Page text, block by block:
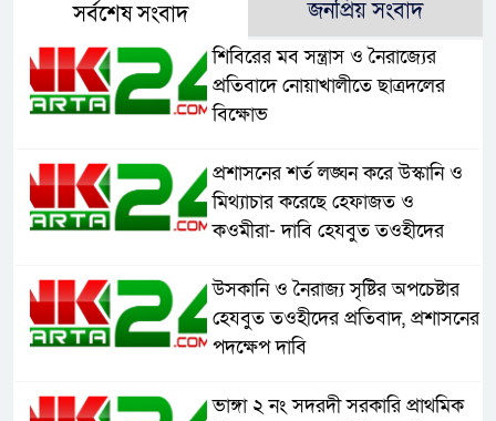
সর্বশেষ সংবাদ জনপ্রিয় সংবাদ
শিবিরের মব সন্ত্রাস ও নৈরাজ্যের
প্রতিবাদে নোয়াখালীতে ছাত্রদলের
বিক্ষোভ
প্রশাসনের শর্ত লঙ্ঘন করে উস্কানি ও
মিথ্যাচার করেছে হেফাজত ও
কওমীরা- দাবি হেযবুত তওহীদের
উসকানি ও নৈরাজ্য সৃষ্টির অপচেষ্টার
হেযবুত তওহীদের প্রতিবাদ, প্রশাসনের
পদক্ষেপ দাবি
ভাঙ্গা ২ নং সদরদী সরকারি প্রাথমিক